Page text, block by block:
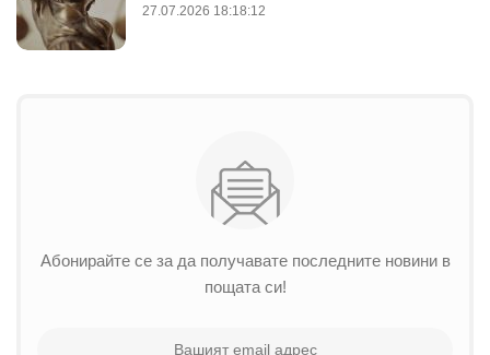
27.07.2026 18:18:12
Абонирайте се за да получавате последните новини в
пощата си!